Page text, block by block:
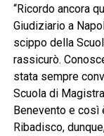
“Ricordo ancora
Giudiziario a
scippo della
rassicurò.
stata sempre
Scuola di
Benevento e così
Ribadisco,